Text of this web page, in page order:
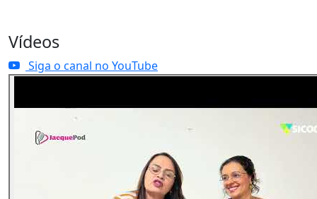
Vídeos
Siga o canal no YouTube